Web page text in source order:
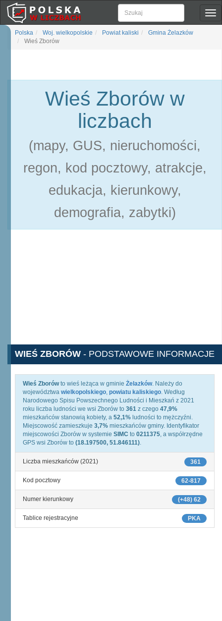
Polska Woj. wielkopolskie Powiat kaliski
Gmina Żelazków
Wieś Zborów
Wieś Zborów w
liczbach
(mapy, GUS, nieruchomości,
regon, kod pocztowy, atrakcje,
edukacja, kierunkowy,
demografia, zabytki)
WIEŚ ZBORÓW - PODSTAWOWE INFORMACJE
Wieś Zborówto wieś leżąca w gminie Żelazków. Należy do
województwa wielkopolskiego, powiatu kaliskiego. Według
Narodowego Spisu Powszechnego Ludności i Mieszkań z 2021
roku liczba ludności we wsi Zborów to 361 z czego 47,9%
mieszkańców stanowią kobiety, a 52,1% ludności to mężczyźni.
Miejscowość zamieszkuje 3,7% mieszkańców gminy. Identyfikator
miejscowości Zborów w systemie SIMC to 0211375, a współrzędne
GPS wsi Zborów to (18.197500, 51.846111).
361
Liczba mieszkańców (2021)
62-817
Kod pocztowy
(+48) 62
Numer kierunkowy
PKA
Tablice rejestracyjne